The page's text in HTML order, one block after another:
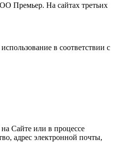
Премьер. На сайтах третьих
в соответствии с
Сайте или в процессе
адрес электронной почты,